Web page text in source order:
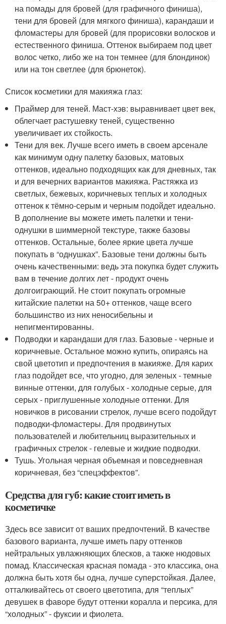
на помады для бровей (для графичного финиша),
тени для бровей (для мягкого финиша), карандаши и
фломастеры для бровей (для прорисовки волосков и
естественного финиша. Оттенок выбираем под цвет
волос четко, либо же на тон темнее (для блондинок)
или на тон светлее (для брюнеток).
Список косметики для макияжа глаз:
Праймер для теней. Маст-хэв: выравнивает цвет век,
облегчает растушевку теней, существенно
увеличивает их стойкость.
Тени для век. Лучше всего иметь в своем арсенале
как минимум одну палетку базовых, матовых
оттенков, идеально подходящих как для дневных, так
и для вечерних вариантов макияжа. Растяжка из
светлых, бежевых, коричневых теплых и холодных
оттенок к тёмно-серым и черным подойдет идеально.
В дополнение вы можете иметь палетки и тени-
однушки в шиммерной текстуре, также базовы
оттенков. Остальные, более яркие цвета лучше
покупать в “однушках”. Базовые тени должны быть
очень качественными: ведь эта покупка будет служить
вам в течение долгих лет - продукт очень
долгоиграющий. Не стоит покупать огромные
китайские палетки на 50+ оттенков, чаще всего
большинство из них неносибельны и
непигментированны.
Подводки и карандаши для глаз. Базовые - черные и
коричневые. Остальное можно купить, опираясь на
свой цветотип и предпочтения в макияже. Для карих
глаз подойдет все, что угодно, для зеленых - темные
винные оттенки, для голубых - холодные серые, для
серых - приглушенные холодные оттенки. Для
новичков в рисовании стрелок, лучше всего подойдут
подводки-фломастеры. Для продвинутых
пользователей и любительниц выразительных и
графичных стрелок - гелевые и жидкие подводки.
Тушь. Угольная черная объемная и повседневная
коричневая, без “спецэффектов”.
Средства для губ: какие стоит иметь в
косметичке
Здесь все зависит от ваших предпочтений. В качестве
базового варианта, лучше иметь пару оттенков
нейтральных увлажняющих блесков, а также нюдовых
помад. Классическая красная помада - это классика, она
должна быть хотя бы одна, лучше суперстойкая. Далее,
отталкивайтесь от своего цветотипа, для “теплых”
девушек в фаворе будут оттенки коралла и персика, для
“холодных” - фуксии и фиолета.